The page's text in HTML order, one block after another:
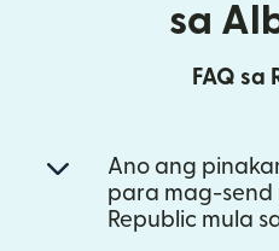
sa
FAQ sa
Ano ang
para mag-send
Republic mula